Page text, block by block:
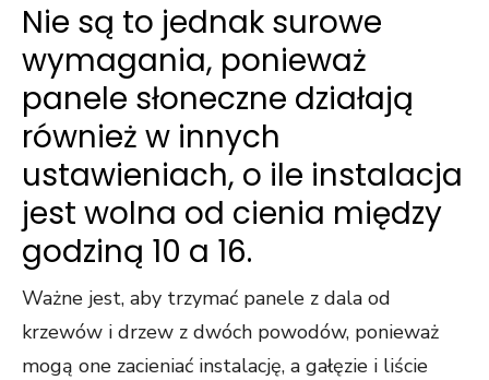
Nie są to jednak surowe
wymagania, ponieważ
panele słoneczne działają
również w innych
ustawieniach, o ile instalacja
jest wolna od cienia między
godziną 10 a 16.
Ważne jest, aby trzymać panele z dala od
krzewów i drzew z dwóch powodów, ponieważ
mogą one zacieniać instalację, a gałęzie i liście